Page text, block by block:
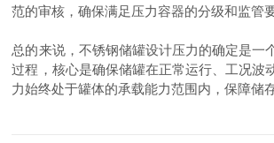
范的审核，确保满足压力容器的分级和监管要
总的来说，不锈钢储罐设计压力的确定是一
过程，核心是确保储罐在正常运行、工况波
力始终处于罐体的承载能力范围内，保障储